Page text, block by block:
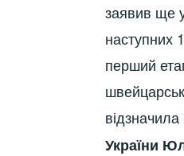
заявив ще
наступних
перший
відзначила
України